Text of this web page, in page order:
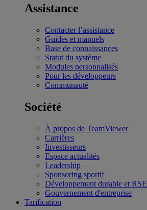
Assistance
Contacter l’assistance
Guides et manuels
Base de connaissances
Statut du système
Modules personnalisés
Pour les développeurs
Communauté
Société
À propos de TeamViewer
Carrières
Investisseurs
Espace actualités
Leadership
Sponsoring sportif
Développement durable et RSE
Gouvernement d'entreprise
Tarification